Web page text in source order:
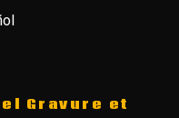
Gravure et